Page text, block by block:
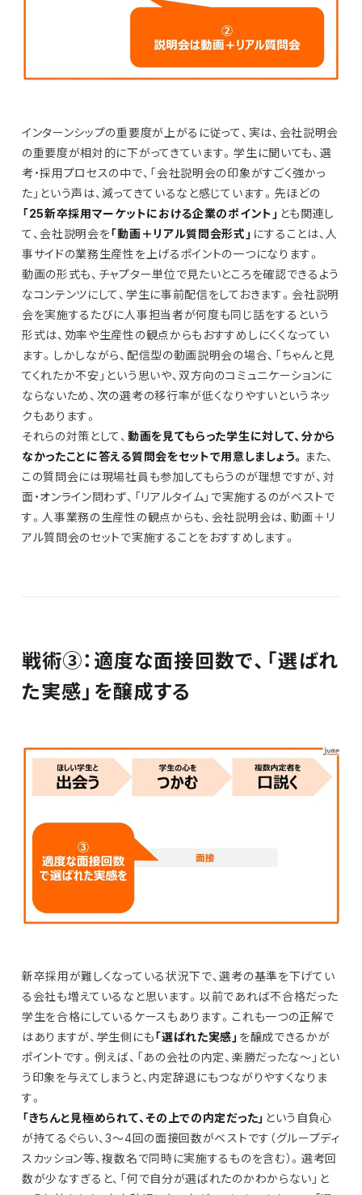
インターンシップの重要度が上がるに従って、実は、会社説明会
の重要度が相対的に下がってきています。学生に聞いても、選
考・採用プロセスの中で、「会社説明会の印象がすごく強かっ
た」という声は、減ってきているなと感じています。先ほどの
「25新卒採用マーケットにおける企業のポイント」 とも関連し
て、会社説明会を「動画＋リアル質問会形式」 にすることは、人
事サイドの業務生産性を上げるポイントの一つになります。
動画の形式も、チャプター単位で見たいところを確認できるよう
なコンテンツにして、学生に事前配信をしておきます。会社説明
会を実施するたびに人事担当者が何度も同じ話をするという
形式は、効率や生産性の観点からもおすすめしにくくなってい
ます。しかしながら、配信型の動画説明会の場合、「ちゃんと見
てくれたか不安」という思いや、双方向のコミュニケーションに
ならないため、次の選考の移行率が低くなりやすいというネッ
クもあります。
それらの対策として、 動画を見てもらった学生に対して、分から
なかったことに答える質問会をセットで用意しましょう。 また、
この質問会には現場社員も参加してもらうのが理想ですが、対
面・オンライン問わず、「リアルタイム」で実施するのがベストで
す。人事業務の生産性の観点からも、会社説明会は、動画＋リ
アル質問会のセットで実施することをおすすめします。
戦術③：適度な面接回数で、「選ばれ
た実感」を醸成する
新卒採用が難しくなっている状況下で、選考の基準を下げてい
る会社も増えているなと思います。以前であれば不合格だった
学生を合格にしているケースもあります。これも一つの正解で
はありますが、学生側にも「選ばれた実感」 を醸成できるかが
ポイントです。例えば、「あの会社の内定、楽勝だったな～」とい
う印象を与えてしまうと、内定辞退にもつながりやすくなりま
す。
「きちんと見極められて、その上での内定だった」 という自負心
が持てるぐらい、3～4回の面接回数がベストです（グループディ
スカッション等、複数名で同時に実施するものを含む）。選考回
数が少なすぎると、「何で自分が選ばれたのかわからない」と